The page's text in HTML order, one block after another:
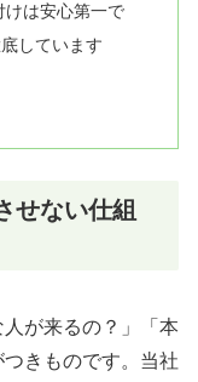
けは安心第一で
しています
せない仕組
が来るの？」「本
きものです。当社